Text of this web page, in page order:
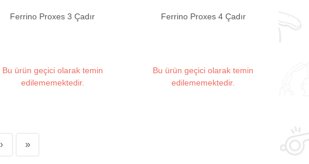
Ferrino Proxes 3 Çadır
Bu ürün geçici olarak temin
edilememektedir.
Ferrino Proxes 4 Çadır
Bu ürün geçici olarak temin
edilememektedir.
› »